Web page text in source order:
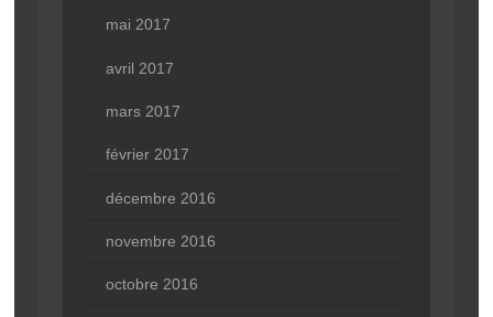
mai 2017
avril 2017
mars 2017
février 2017
décembre 2016
novembre 2016
octobre 2016